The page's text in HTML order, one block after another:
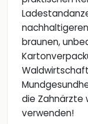
braunen,
die Zahnärzte
verwenden!